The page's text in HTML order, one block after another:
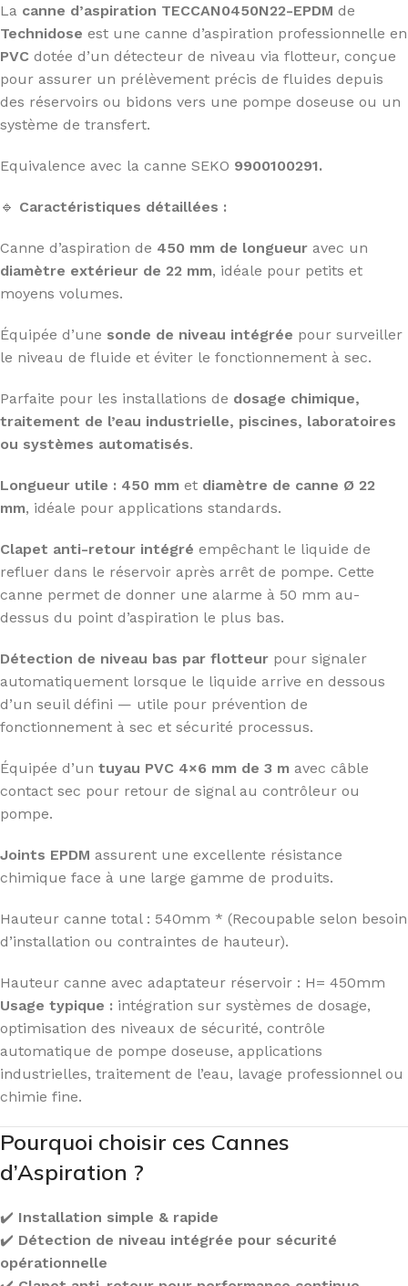
La canne d’aspiration TECCAN0450N22-EPDM de
Technidose est une canne d’aspiration professionnelle en
PVC dotée d’un détecteur de niveau via flotteur, conçue
pour assurer un prélèvement précis de fluides depuis
des réservoirs ou bidons vers une pompe doseuse ou un
système de transfert.
Equivalence avec la canne SEKO 9900100291.
🔹 Caractéristiques détaillées :
Canne d’aspiration de 450 mm de longueur avec un
diamètre extérieur de 22 mm, idéale pour petits et
moyens volumes.
Équipée d’une sonde de niveau intégrée pour surveiller
le niveau de fluide et éviter le fonctionnement à sec.
Parfaite pour les installations de dosage chimique,
traitement de l’eau industrielle, piscines, laboratoires
ou systèmes automatisés.
Longueur utile : 450 mm et diamètre de canne Ø 22
mm, idéale pour applications standards.
Clapet anti-retour intégré empêchant le liquide de
refluer dans le réservoir après arrêt de pompe. Cette
canne permet de donner une alarme à 50 mm au-
dessus du point d’aspiration le plus bas.
Détection de niveau bas par flotteur pour signaler
automatiquement lorsque le liquide arrive en dessous
d’un seuil défini — utile pour prévention de
fonctionnement à sec et sécurité processus.
Équipée d’un tuyau PVC 4×6 mm de 3 m avec câble
contact sec pour retour de signal au contrôleur ou
pompe.
Joints EPDM assurent une excellente résistance
chimique face à une large gamme de produits.
Hauteur canne total : 540mm * (Recoupable selon besoin
d’installation ou contraintes de hauteur).
Hauteur canne avec adaptateur réservoir : H= 450mm
Usage typique : intégration sur systèmes de dosage,
optimisation des niveaux de sécurité, contrôle
automatique de pompe doseuse, applications
industrielles, traitement de l’eau, lavage professionnel ou
chimie fine.
Pourquoi choisir ces Cannes
d’Aspiration ?
✔️ Installation simple & rapide
✔️ Détection de niveau intégrée pour sécurité
opérationnelle